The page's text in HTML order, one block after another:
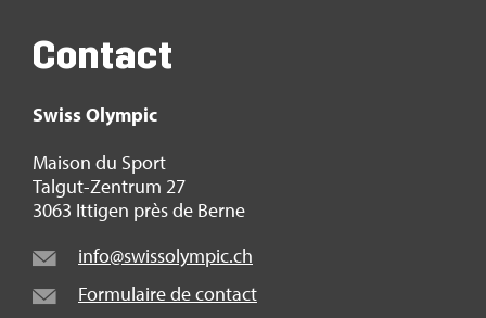
Contact
Swiss Olym­pic
Mai­son du Sport
Tal­gut-Zen­trum 27
3063 Itti­gen près de Berne
info@​swi​ssol​ympi​c.​ch
For­mu­laire de contact